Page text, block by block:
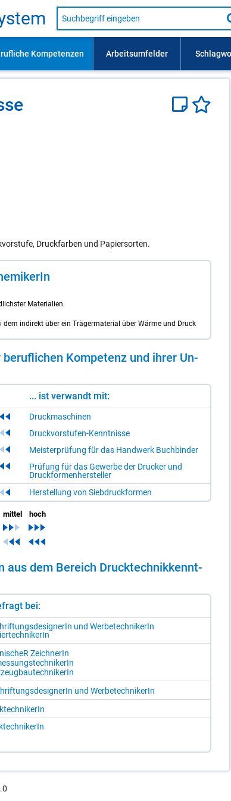
Suche
nach
Lehrausbildung,
usw.
Druckfarben und Papiersorten.
Materialien.
indirekt über ein Trägermaterial über Wärme und Druck
Kom­pe­tenz und ih­rer Un­
... ist verwandt mit:
Druckmaschinen
Druckvorstufen-Kenntnisse
Meisterprüfung für das Handwerk Buchbinder
Prüfung für das Gewerbe der Drucker und
Druckformenhersteller
Herstellung von Siebdruckformen
mittel
hoch
aus dem Be­reich Druck­tech­nik­kennt­
bei:
und Wer­be­tech­ni­ke­rIn
Zeich­ne­rIn
und Wer­be­tech­ni­ke­rIn